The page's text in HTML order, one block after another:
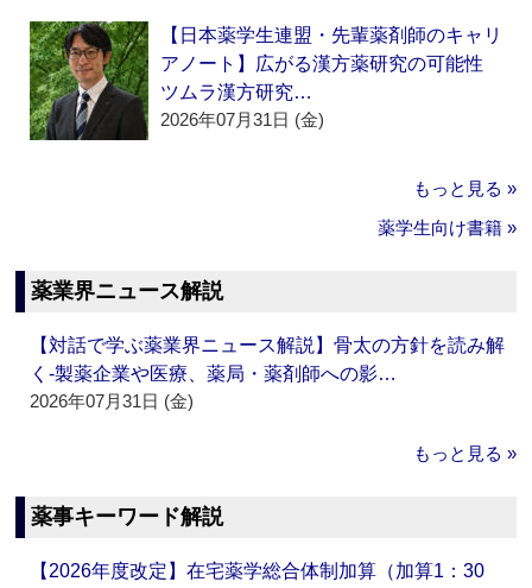
【日本薬学生連盟・先輩薬剤師のキャリ
アノート】広がる漢方薬研究の可能性
ツムラ漢方研究…
2026年07月31日 (金)
もっと見る »
薬学生向け書籍 »
薬業界ニュース解説
【対話で学ぶ薬業界ニュース解説】骨太の方針を読み解
く‐製薬企業や医療、薬局・薬剤師への影…
2026年07月31日 (金)
もっと見る »
薬事キーワード解説
【2026年度改定】在宅薬学総合体制加算（加算1：30